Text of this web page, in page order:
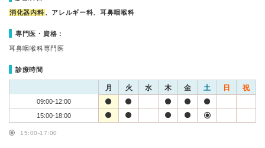
消化器内科 、アレルギー科、耳鼻咽喉科
専門医・資格：
耳鼻咽喉科専門医
診療時間
月 火 水 木 金 土 日 祝
09:00-12:00
15:00-18:00
15:00-17:00